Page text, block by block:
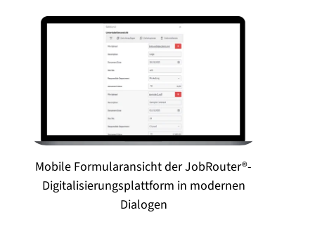
Mobile Formularansicht der JobRouter®-
Digitalisierungsplattform in modernen
Dialogen